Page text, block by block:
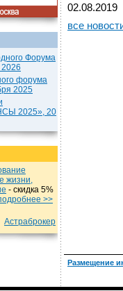
Форума
форума
2025
2025», 20
жизни,
- cкидка 5%
>>
Астраброкер
02.08.2019
все
Размещение